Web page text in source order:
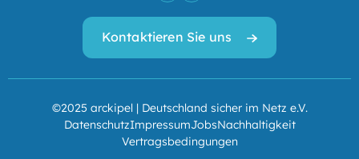
Kontaktieren Sie uns
©2025 arckipel | Deutschland sicher im Netz e.V.
DatenschutzImpressumJobsNachhaltigkeit
Vertragsbedingungen